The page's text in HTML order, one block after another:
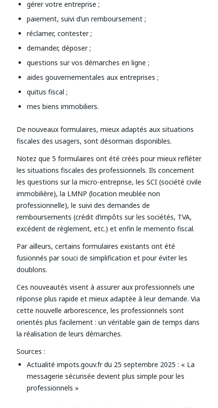
gérer votre entreprise ;
paiement, suivi d’un remboursement ;
réclamer, contester ;
demander, déposer ;
questions sur vos démarches en ligne ;
aides gouvernementales aux entreprises ;
quitus fiscal ;
mes biens immobiliers.
De nouveaux formulaires, mieux adaptés aux situations
fiscales des usagers, sont désormais disponibles.
Notez que 5 formulaires ont été créés pour mieux refléter
les situations fiscales des professionnels. Ils concernent
les questions sur la micro-entreprise, les SCI (société civile
immobilière), la LMNP (location meublée non
professionnelle), le suivi des demandes de
remboursements (crédit d’impôts sur les sociétés, TVA,
excédent de règlement, etc.) et enfin le memento fiscal.
Par ailleurs, certains formulaires existants ont été
fusionnés par souci de simplification et pour éviter les
doublons.
Ces nouveautés visent à assurer aux professionnels une
réponse plus rapide et mieux adaptée à leur demande. Via
cette nouvelle arborescence, les professionnels sont
orientés plus facilement : un véritable gain de temps dans
la réalisation de leurs démarches.
Sources :
Actualité impots.gouv.fr du 25 septembre 2025 : « La
messagerie sécurisée devient plus simple pour les
professionnels »